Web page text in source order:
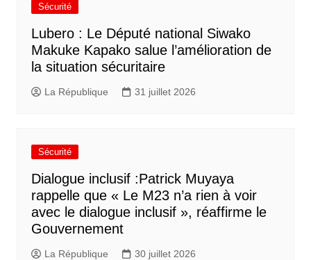
Sécurité
Lubero : Le Député national Siwako
Makuke Kapako salue l’amélioration de
la situation sécuritaire
La République 31 juillet 2026
Sécurité
Dialogue inclusif :Patrick Muyaya
rappelle que « Le M23 n’a rien à voir
avec le dialogue inclusif », réaffirme le
Gouvernement
La République 30 juillet 2026